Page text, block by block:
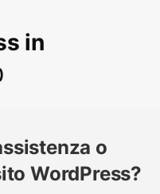
in
o
WordPress?